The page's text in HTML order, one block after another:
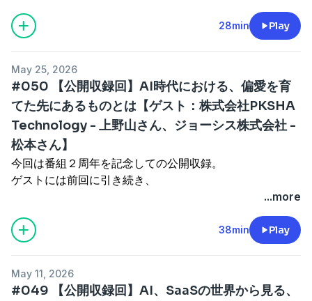
ております！
●起業・資金調達の相談
https://bit.ly/4c5h8h6
●制作
PitPa Podcast
https://pitpa.jp/
See Privacy Policy at
https://art19.com/privacy
California Privacy Notice at
https://art19.com/privacy#do-not-sell-my-info
て事業を推進し、たくさんの人の人生を彩る、価値ある事
業を作り続けられる会社にする。
●番組へのメッセージフォーム
https://forms.gle/HsggHGEzxZhgJBkQ8
SNSからは「#ハートに火をつけろ」で感想などお待ちし
ております！
●起業・資金調達の相談
https://bit.ly/4c5h8h6
PitPa Podcast
https://pitpa.jp/
See Privacy Policy athttps://art19.com/privacyand
California Privacy Notice at
https://art19.com/privacy#do-not-sell-my-info.
・ゼロイチを生み出す起業家へのリスペクト
・これからの日本を救う「オープンイノベーション」
●ゲスト紹介
中馬 和彦
KDDIのオープンイノベーション事業責任者として数々の
スタートアップ投資を通じて「イノベーティブ大企業ラン
キング」で7年連続1位を獲得。また、新規事業開発とし
て「バーチャル渋谷」や「αU」などメタバース・Web3
プロジェクトや、高輪GWシティの「空間自在プロジェク
ト」などを牽引。現在は、みずほフィナンシャルグループ
業省J-Startup推薦委員、文部科学省次世代オープンイノ
ベーション懇談会委員、経団連スタートアップエコシステ
ム変革TF委員、東京大学大学院工学系研究科非常勤講
師、一般社団法人日本デジタル芸術スポーツ文化創造機構
理事、一般社団法人Metaverse Japan理事など政財界団体
いま中馬さんが見ている大企業やスタートアップについて
色々とお話をお聞きします。
・「稲とアガベ」代表、岡住さんと男鹿市
・豪徳寺の「魅せかた」
・芦屋市のチャレンジ
・スタートアップと大企業、首長と国会議員
・大組織をハックすること
・スタートアップ、大企業の課題解決方法
KDDIのオープンイノベーション事業責任者として数々の
スタートアップ投資を通じて「イノベーティブ大企業ラン
キング」で7年連続1位を獲得。また、新規事業開発とし
て「バーチャル渋谷」や「αU」などメタバース・Web3
プロジェクトや、高輪GWシティの「空間自在プロジェク
28min Play
May 25, 2026
#050 【公開収録回】AI時代における、偏愛を育
てた先にあるものとは【ゲスト：株式会社PKSHA
Technology - 上野山さん、ジョーシス株式会社 -
松本さん】
今回は番組２周年を記念しての公開収録。
ゲストには前回に引き続き、
「株式会社PKSHA Technology」代表取締役の上野山勝也
「ジョーシス株式会社」代表取締役社長の松本恭攝さんを
お呼びして、
●エピソード詳細
...more
38min Play
May 11, 2026
#049 【公開収録回】AI、SaaSの世界から見る、